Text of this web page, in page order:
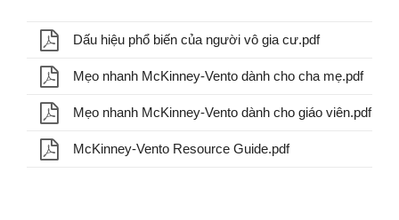
Dấu hiệu phổ biến của người vô gia cư.pdf
Mẹo nhanh McKinney-Vento dành cho cha mẹ.pdf
Mẹo nhanh McKinney-Vento dành cho giáo viên.pdf
McKinney-Vento Resource Guide.pdf